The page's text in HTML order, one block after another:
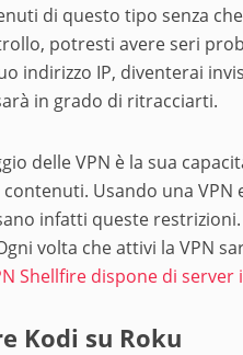
di questo tipo senza
potresti avere seri
indirizzo IP, diventerai
in grado di ritracciarti.
delle VPN è la sua
Usando una
infatti queste
volta che attivi la VPN
Shellfire dispone di
Kodi su Roku